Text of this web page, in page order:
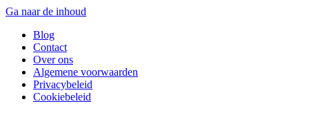
Ga naar de inhoud
Blog
Contact
Over ons
Algemene voorwaarden
Privacybeleid
Cookiebeleid